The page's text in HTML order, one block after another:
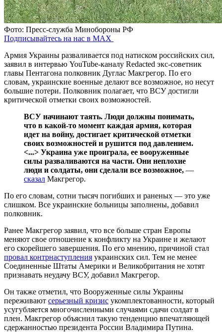
Фото: Пресс-служба Минобороны РФ
Подписывайтесь на нас в MAX
Армия Украины разваливается под натиском российских сил,
заявил в интервью YouTube-каналу Redacted экс-советник
главы Пентагона полковник Дуглас Макгрегор. По его
словам, украинские военные делают все возможное, но несут
большие потери. Полковник полагает, что ВСУ достигли
критической отметки своих возможностей.
ВСУ начинают таять. Люди должны понимать,
что в какой-то момент каждая армия, которая
идет на войну, достигает критической отметки
своих возможностей и рушится под давлением.
<...> Украина уже проиграла, ее вооруженные
силы разваливаются на части. Они неплохие
люди и солдаты, они сделали все возможное, —
сказал Макгрегор.
По его словам, сотни тысяч погибших и раненых — это уже
слишком. Все украинские больницы заполнены, добавил
полковник.
Ранее Макгрегор заявил, что все больше стран Европы
меняют свое отношение к конфликту на Украине и желают
его скорейшего завершения. По его мнению, причиной стал
провал контрнаступления украинских сил. Тем не менее
Соединенные Штаты Америки и Великобритания не хотят
признавать неудачу ВСУ, добавил Макгрегор.
Он также отметил, что Вооруженные силы Украины
переживают серьезный кризис укомплектованности, который
усугубляется многочисленными случаями сдачи солдат в
плен. Макгрегор объяснил такую тенденцию впечатляющей
сдержанностью президента России Владимира Путина.